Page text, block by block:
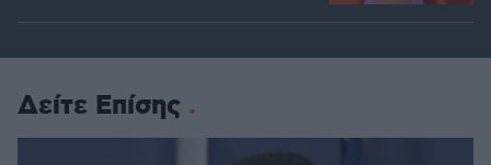
Δείτε Επίσης